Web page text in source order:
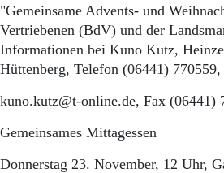
"Gemeinsame Advents- und
Vertriebenen (BdV) und der
Informationen bei Kuno Kutz,
Hüttenberg, Telefon (06441)
kuno.kutz@t-online.de, Fax (06441)
Gemeinsames Mittagessen
Donnerstag 23. November, 12 Uhr,